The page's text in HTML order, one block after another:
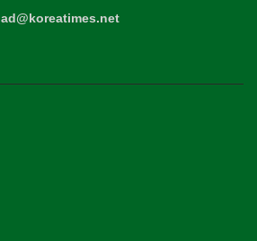
ad@koreatimes.net